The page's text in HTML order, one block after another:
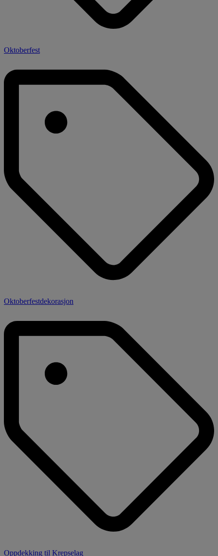
Oktoberfest
Oktoberfestdekorasjon
Oppdekking til Krepselag